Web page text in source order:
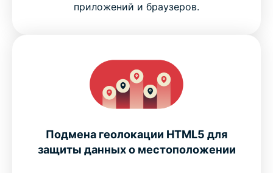
приложений и браузеров.
Подмена геолокации HTML5 для
защиты данных о местоположении